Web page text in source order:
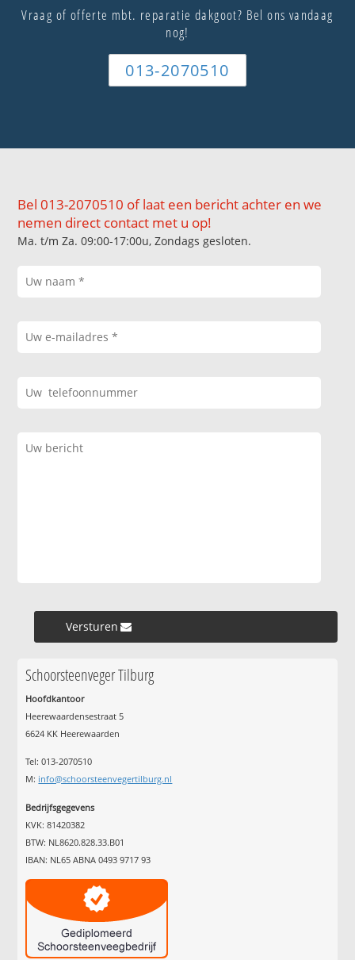
Vraag of offerte mbt. reparatie dakgoot? Bel ons vandaag
nog!
013-2070510
Bel 013-2070510 of laat een bericht achter en we
nemen direct contact met u op!
Ma. t/m Za. 09:00-17:00u, Zondags gesloten.
Versturen »
Schoorsteenveger Tilburg
Hoofdkantoor
Heerewaardensestraat 5
6624 KK Heerewaarden
Tel: 013-2070510
M: info@schoorsteenvegertilburg.nl
Bedrijfsgegevens
KVK: 81420382
BTW: NL8620.828.33.B01
IBAN: NL65 ABNA 0493 9717 93